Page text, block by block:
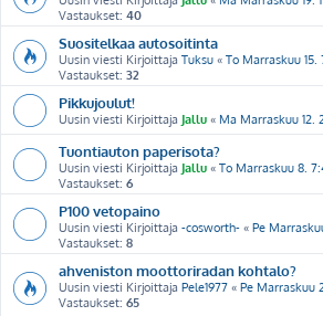
Vastaukset: 40
Suositelkaa autosoitinta
Uusin viesti Kirjoittaja Tuksu « To Marraskuu 15.
Vastaukset: 32
Pikkujoulut!
Uusin viesti Kirjoittaja Jallu « Ma Marraskuu 12.
Tuontiauton paperisota?
Uusin viesti Kirjoittaja Jallu « To Marraskuu 8.
Vastaukset: 6
P100 vetopaino
Uusin viesti Kirjoittaja -cosworth- « Pe
Vastaukset: 8
ahveniston moottoriradan kohtalo?
Uusin viesti Kirjoittaja Pele1977 « Pe Marraskuu
Vastaukset: 65